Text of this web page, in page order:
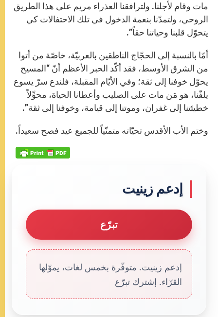
مات وقام لأجلنا. ولترافقنا العذراء مريم على هذا الطريق
الروحي، ولتمدّنا بنعمة الدخول في تلك الاحتفالات كي
يتحوّل قلبنا وحياتنا حقاً”.
أمّا بالنسبة إلى الحجّاج الناطقين بالعربيّة، خاصّة من أتوا
من الشرق الأوسط، فقد أكّد الحبر الأعظم أنّ “المسيح
يحوّل خوفنا إلى ثقة؛ وفي الأيّام المقبلة، فلندع سرّ يسوع
يلفّنا، هو مَن مات على الصليب وأعطانا الحياة، محوِّلاً
خطيئتنا إلى غفران، وموتنا إلى قيامة، وخوفنا إلى ثقة”.
وختم الأب الأقدس تحيّاته متمنّياً للجميع عيد فصح سعيداً.
إدعم زينيت
تبرّع
إدعم زينيت. متوفّرة بخمس لغات، يموّلها
القرّاء. إشترك تبرّع